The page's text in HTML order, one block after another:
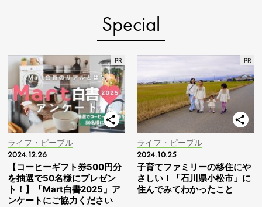
Special
ライフ・ピープル
2024.12.26
【コーヒーギフト券500円分
を抽選で50名様にプレゼン
ト！】「Mart白書2025」ア
ンケートにご協力ください
ライフ・ピープル
2024.10.25
子育てファミリーの移住にや
さしい！「石川県小松市」に
住んでみてわかったこと